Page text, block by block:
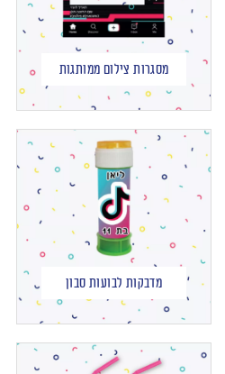
מסגרות צילום ממותגות
מדבקות לבועות סבון